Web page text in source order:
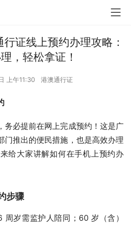
证线上预约办理攻略：
，轻松拿证！
上午11:30 港澳通行证
务必提前在网上完成预约！这是广
门推出的便民措施，也是高效办理
给大家讲解如何在手机上预约办
步骤
岁需监护人陪同；60 岁（含）